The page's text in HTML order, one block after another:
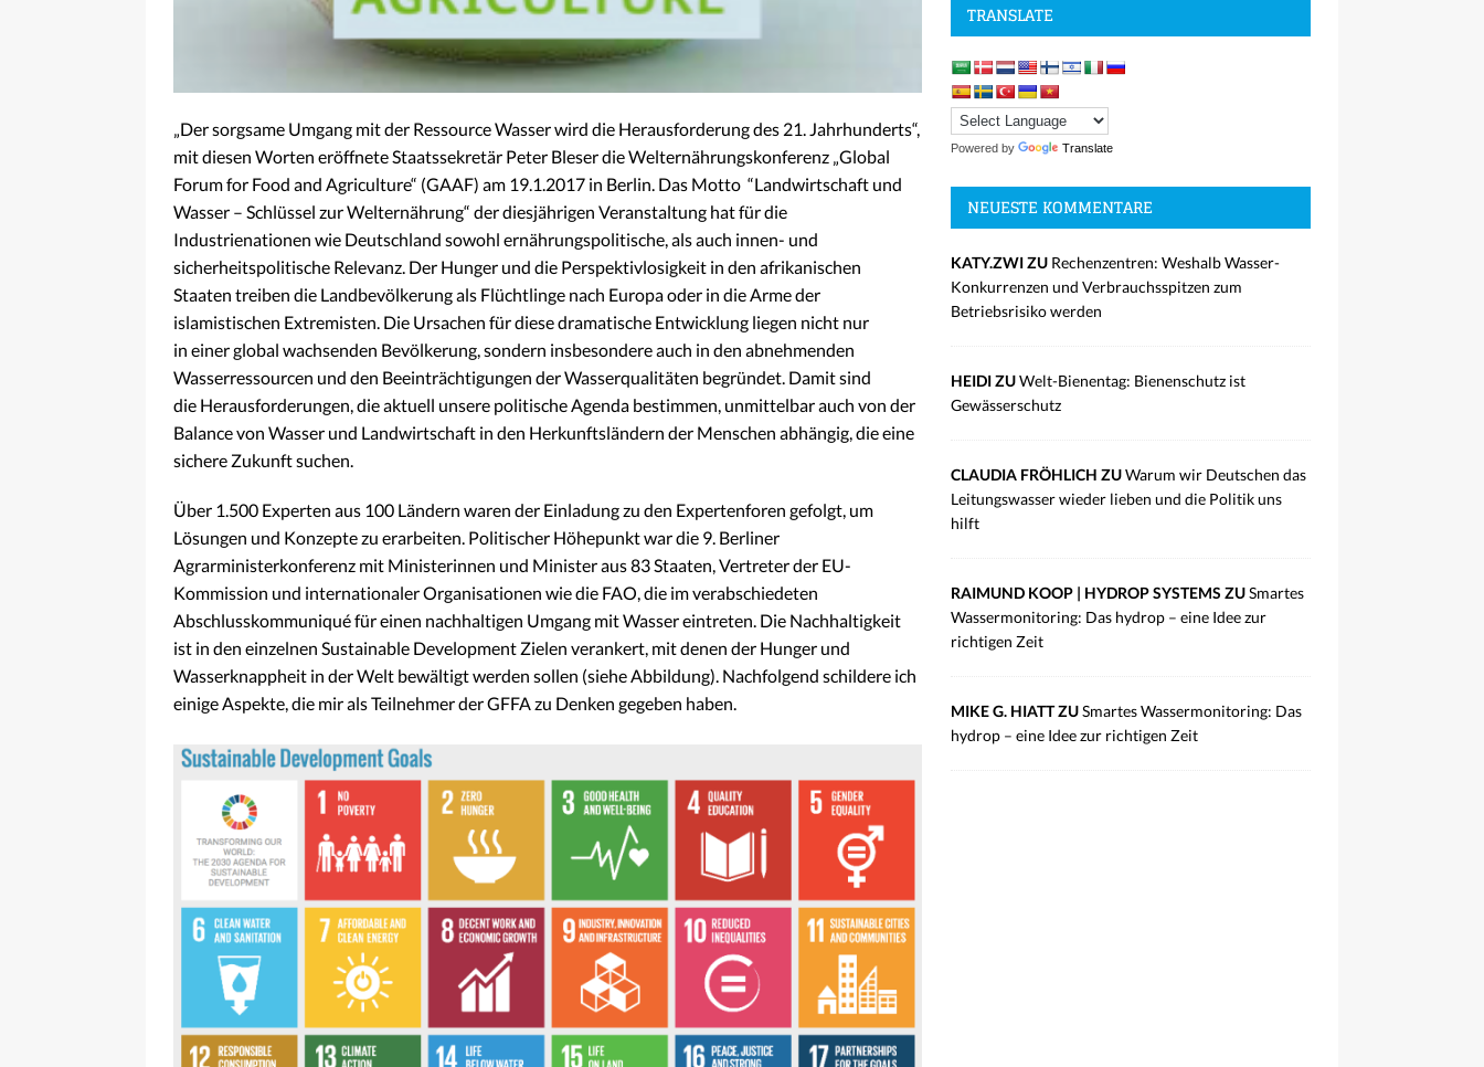
„Der sorgsame Umgang mit der Ressource Wasser wird die Herausforderung des 21. Jahrhunderts“,
mit diesen Worten eröffnete Staatssekretär Peter Bleser die Welternährungskonferenz „Global
Forum for Food and Agriculture“ (GAAF) am 19.1.2017 in Berlin. Das Motto “Landwirtschaft und
Wasser – Schlüssel zur Welternährung“ der diesjährigen Veranstaltung hat für die
Industrienationen wie Deutschland sowohl ernährungspolitische, als auch innen- und
sicherheitspolitische Relevanz. Der Hunger und die Perspektivlosigkeit in den afrikanischen
Staaten treiben die Landbevölkerung als Flüchtlinge nach Europa oder in die Arme der
islamistischen Extremisten. Die Ursachen für diese dramatische Entwicklung liegen nicht nur
in einer global wachsenden Bevölkerung, sondern insbesondere auch in den abnehmenden
Wasserressourcen und den Beeinträchtigungen der Wasserqualitäten begründet. Damit sind
die Herausforderungen, die aktuell unsere politische Agenda bestimmen, unmittelbar auch von der
Balance von Wasser und Landwirtschaft in den Herkunftsländern der Menschen abhängig, die eine
sichere Zukunft suchen.
Über 1.500 Experten aus 100 Ländern waren der Einladung zu den Expertenforen gefolgt, um
Lösungen und Konzepte zu erarbeiten. Politischer Höhepunkt war die 9. Berliner
Agrarministerkonferenz mit Ministerinnen und Minister aus 83 Staaten, Vertreter der EU-
Kommission und internationaler Organisationen wie die FAO, die im verabschiedeten
Abschlusskommuniqué für einen nachhaltigen Umgang mit Wasser eintreten. Die Nachhaltigkeit
ist in den einzelnen Sustainable Development Zielen verankert, mit denen der Hunger und
Wasserknappheit in der Welt bewältigt werden sollen (siehe Abbildung). Nachfolgend schildere ich
einige Aspekte, die mir als Teilnehmer der GFFA zu Denken gegeben haben.
TRANSLATE
Powered by Translate
NEUESTE KOMMENTARE
KATY.ZWI ZU Rechenzentren: Weshalb Wasser-
Konkurrenzen und Verbrauchsspitzen zum
Betriebsrisiko werden
HEIDI ZUWelt-Bienentag: Bienenschutz ist
Gewässerschutz
CLAUDIA FRÖHLICH ZUWarum wir Deutschen das
Leitungswasser wieder lieben und die Politik uns
hilft
RAIMUND KOOP | HYDROP SYSTEMS ZUSmartes
Wassermonitoring: Das hydrop – eine Idee zur
richtigen Zeit
MIKE G. HIATT ZUSmartes Wassermonitoring: Das
hydrop – eine Idee zur richtigen Zeit